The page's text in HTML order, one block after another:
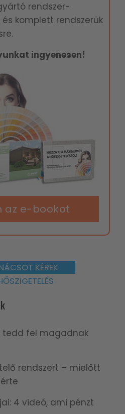
rendszer-
komplett rendszerük
ingyenesen!
az e-bookot
KÉREK
tedd fel magadnak
rendszert – mielőtt
4 videó, ami pénzt